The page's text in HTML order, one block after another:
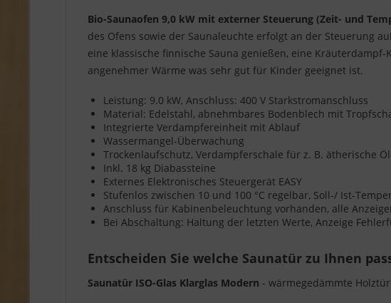
Bio-Saunaofen 9,0 kW mit externer Steuerung (Zeit- und
des Ofens sowie der Saunaleuchte erfolgt an der Steuerung
eine klassische finnische Sauna genießen, eine
angenehmer Wärme was sehr gut für Kinder geeignet ist.
Leistung: 9.0 kW, Anschluss: 400 V Starkstromanschluss
Material: Edelstahl, abnehmbares Bodenblech mit
Integrierte Verdampfereinheit mit Ablauf
Wassermangel-Überwachung
Trockenlaufschutz, Verdampferschale für z. B. ätherische
Inkl. 18 kg Diabassteine
Externes Elektronisches Steuergerät EASY
Stufenlos zwischen 10 und 100 °C regelbar, Soll-/ Ist-
Anschluss für Kabinenbeleuchtung vorhanden, alle
Bei Abschaltung: Haltung der letzten Werte, Anzeige
Entscheiden Sie welche Saunatür zu Ihnen
Saunatür ISO-Glas Klarglas Modern - wärmegedämmte